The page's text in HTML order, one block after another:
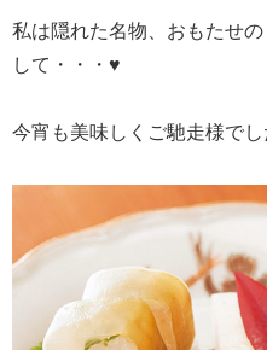
私は隠れた名物、おもたせ
して・・・♥
今宵も美味しくご馳走様でし